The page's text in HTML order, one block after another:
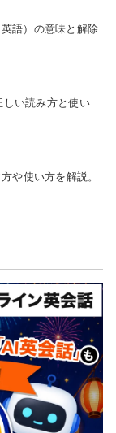
語）の意味と解除
しい読み方と使い
や使い方を解説。